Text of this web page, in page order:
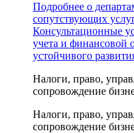
Подробнее о
сопутствующих
Консультационные
учета и финансовой
устойчивого
Налоги, право,
сопровождение
Налоги, право,
сопровождение